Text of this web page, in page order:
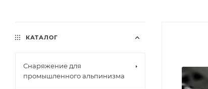
КАТАЛОГ
Снаряжение для
промышленного альпинизма